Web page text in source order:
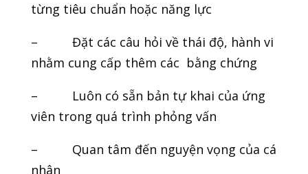
từng tiêu chuẩn hoặc năng lực
– Đặt các câu hỏi về thái độ, hành vi
nhằm cung cấp thêm các bằng chứng
– Luôn có sẵn bản tự khai của ứng
viên trong quá trình phỏng vấn
– Quan tâm đến nguyện vọng của cá
nhân